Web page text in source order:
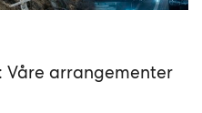
Våre arrangementer